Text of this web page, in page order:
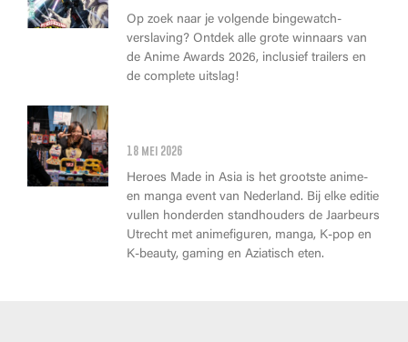
Op zoek naar je volgende bingewatch-
verslaving? Ontdek alle grote winnaars van
de Anime Awards 2026, inclusief trailers en
de complete uitslag!
18 mei 2026
Heroes Made in Asia is het grootste anime-
en manga event van Nederland. Bij elke editie
vullen honderden standhouders de Jaarbeurs
Utrecht met animefiguren, manga, K-pop en
K-beauty, gaming en Aziatisch eten.